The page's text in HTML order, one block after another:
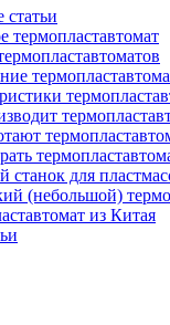
термопластавтомат
станок для
(небольшой)
из Китая